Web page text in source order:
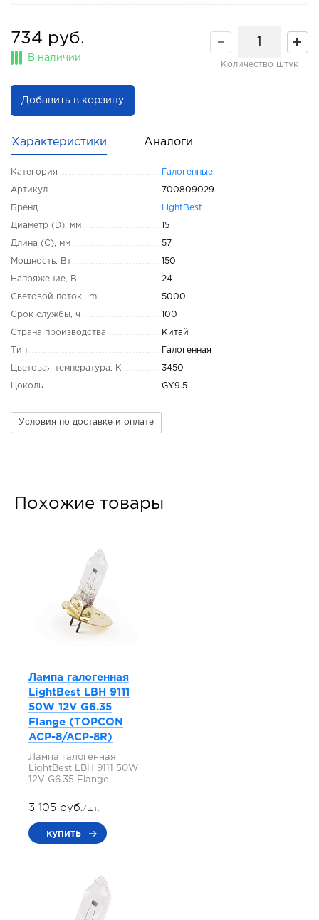
734 руб.
В наличии
Количество штук
Добавить в корзину
Характеристики Аналоги
Категория Галогенные
Артикул 700809029
Бренд LightBest
Диаметр (D), мм 15
Длина (C), мм 57
Мощность, Вт 150
Напряжение, В 24
Световой поток, lm 5000
Срок службы, ч 100
Страна производства Китай
Тип Галогенная
Цветовая температура, K 3450
Цоколь GY9.5
Условия по доставке и оплате
Похожие товары
Лампа галогенная
LightBest LBH 9111
50W 12V G6.35
Flange (TOPCON
ACP-8/ACP-8R)
Лампа галогенная
LightBest LBH 9111 50W
12V G6.35 Flange
3 105 руб./шт.
купить